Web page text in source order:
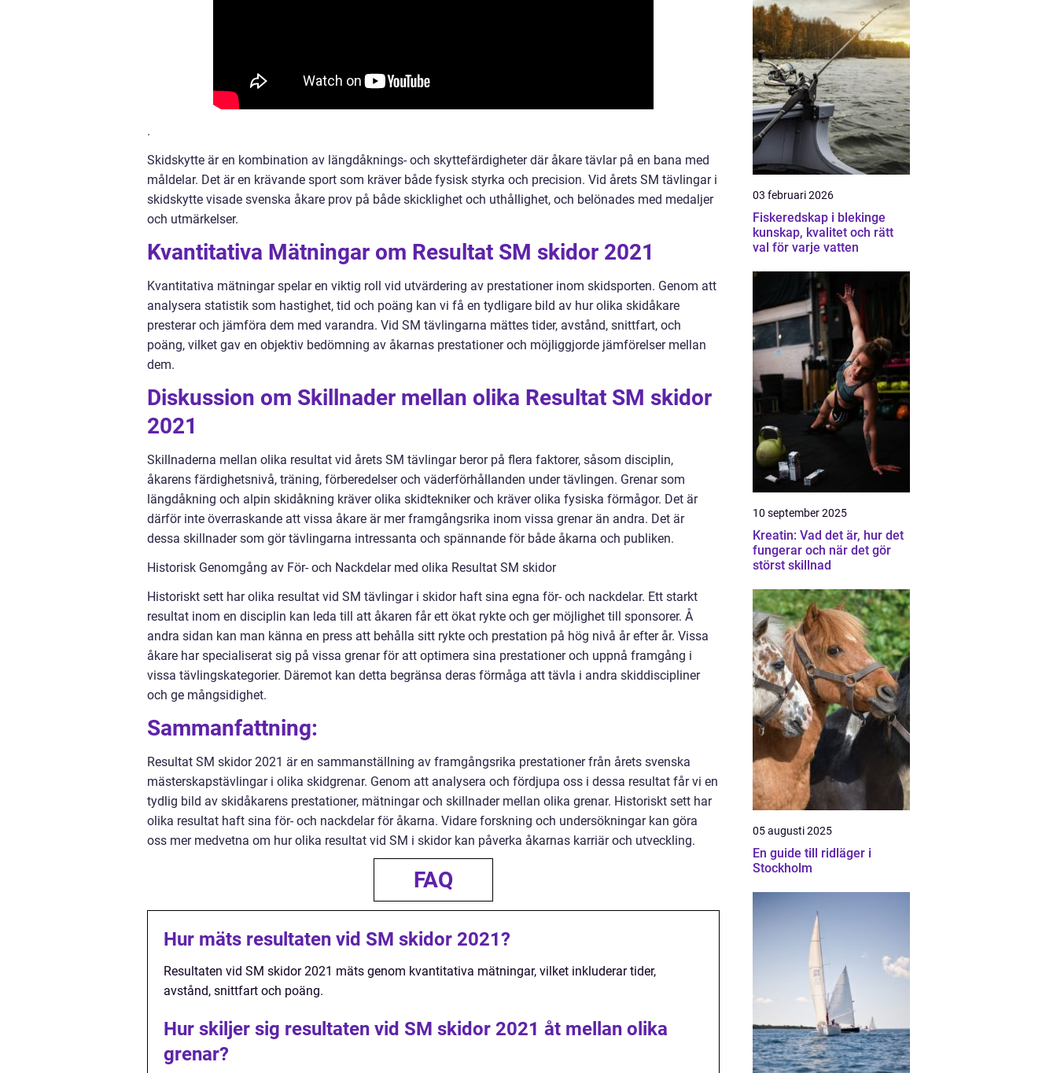
.
Skidskytte är en kombination av längdåknings- och skyttefärdigheter där åkare tävlar på en bana med
måldelar. Det är en krävande sport som kräver både fysisk styrka och precision. Vid årets SM tävlingar i
skidskytte visade svenska åkare prov på både skicklighet och uthållighet, och belönades med medaljer
och utmärkelser.
Kvantitativa Mätningar om Resultat SM skidor 2021
Kvantitativa mätningar spelar en viktig roll vid utvärdering av prestationer inom skidsporten. Genom att
analysera statistik som hastighet, tid och poäng kan vi få en tydligare bild av hur olika skidåkare
presterar och jämföra dem med varandra. Vid SM tävlingarna mättes tider, avstånd, snittfart, och
poäng, vilket gav en objektiv bedömning av åkarnas prestationer och möjliggjorde jämförelser mellan
dem.
Diskussion om Skillnader mellan olika Resultat SM skidor
2021
Skillnaderna mellan olika resultat vid årets SM tävlingar beror på flera faktorer, såsom disciplin,
åkarens färdighetsnivå, träning, förberedelser och väderförhållanden under tävlingen. Grenar som
längdåkning och alpin skidåkning kräver olika skidtekniker och kräver olika fysiska förmågor. Det är
därför inte överraskande att vissa åkare är mer framgångsrika inom vissa grenar än andra. Det är
dessa skillnader som gör tävlingarna intressanta och spännande för både åkarna och publiken.
Historisk Genomgång av För- och Nackdelar med olika Resultat SM skidor
Historiskt sett har olika resultat vid SM tävlingar i skidor haft sina egna för- och nackdelar. Ett starkt
resultat inom en disciplin kan leda till att åkaren får ett ökat rykte och ger möjlighet till sponsorer. Å
andra sidan kan man känna en press att behålla sitt rykte och prestation på hög nivå år efter år. Vissa
åkare har specialiserat sig på vissa grenar för att optimera sina prestationer och uppnå framgång i
vissa tävlingskategorier. Däremot kan detta begränsa deras förmåga att tävla i andra skiddiscipliner
och ge mångsidighet.
Sammanfattning:
Resultat SM skidor 2021 är en sammanställning av framgångsrika prestationer från årets svenska
mästerskapstävlingar i olika skidgrenar. Genom att analysera och fördjupa oss i dessa resultat får vi en
tydlig bild av skidåkarens prestationer, mätningar och skillnader mellan olika grenar. Historiskt sett har
olika resultat haft sina för- och nackdelar för åkarna. Vidare forskning och undersökningar kan göra
oss mer medvetna om hur olika resultat vid SM i skidor kan påverka åkarnas karriär och utveckling.
FAQ
Hur mäts resultaten vid SM skidor 2021?
Resultaten vid SM skidor 2021 mäts genom kvantitativa mätningar, vilket inkluderar tider,
avstånd, snittfart och poäng.
Hur skiljer sig resultaten vid SM skidor 2021 åt mellan olika
grenar?
03 februari 2026
Fiskeredskap i blekinge
kunskap, kvalitet och rätt
val för varje vatten
10 september 2025
Kreatin: Vad det är, hur det
fungerar och när det gör
störst skillnad
05 augusti 2025
En guide till ridläger i
Stockholm